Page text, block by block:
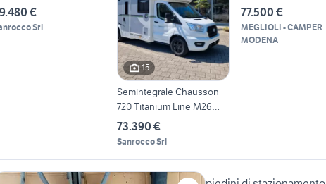
€
Srl
15
Semintegrale Chausson
720 Titanium Line M26
Nuovo
73.390 €
Sanrocco Srl
77.500 €
MEGLIOLI - CAMPER
MODENA